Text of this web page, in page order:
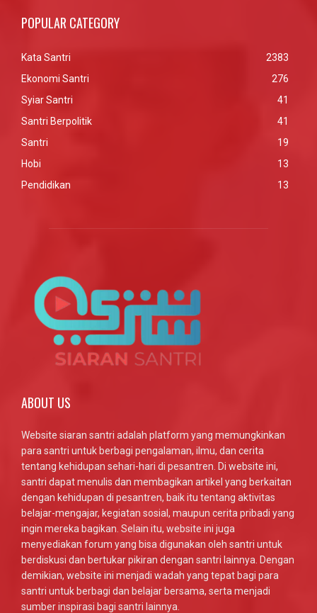
POPULAR CATEGORY
Kata Santri
2383
Ekonomi Santri
276
Syiar Santri
41
Santri Berpolitik
41
Santri
19
Hobi
13
Pendidikan
13
ABOUT US
Website siaran santri adalah platform yang memungkinkan
para santri untuk berbagi pengalaman, ilmu, dan cerita
tentang kehidupan sehari-hari di pesantren. Di website ini,
santri dapat menulis dan membagikan artikel yang berkaitan
dengan kehidupan di pesantren, baik itu tentang aktivitas
belajar-mengajar, kegiatan sosial, maupun cerita pribadi yang
ingin mereka bagikan. Selain itu, website ini juga
menyediakan forum yang bisa digunakan oleh santri untuk
berdiskusi dan bertukar pikiran dengan santri lainnya. Dengan
demikian, website ini menjadi wadah yang tepat bagi para
santri untuk berbagi dan belajar bersama, serta menjadi
sumber inspirasi bagi santri lainnya.